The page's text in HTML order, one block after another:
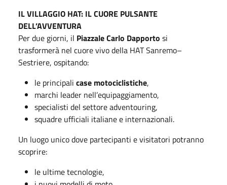
IL VILLAGGIO HAT: IL CUORE PULSANTE
DELL’AVVENTURA
Per due giorni, il Piazzale Carlo Dapporto si
trasformerà nel cuore vivo della HAT Sanremo–
Sestriere, ospitando:
le principali case motociclistiche,
marchi leader nell’equipaggiamento,
specialisti del settore adventouring,
squadre ufficiali italiane e internazionali.
Un luogo unico dove partecipanti e visitatori potranno
scoprire:
le ultime tecnologie,